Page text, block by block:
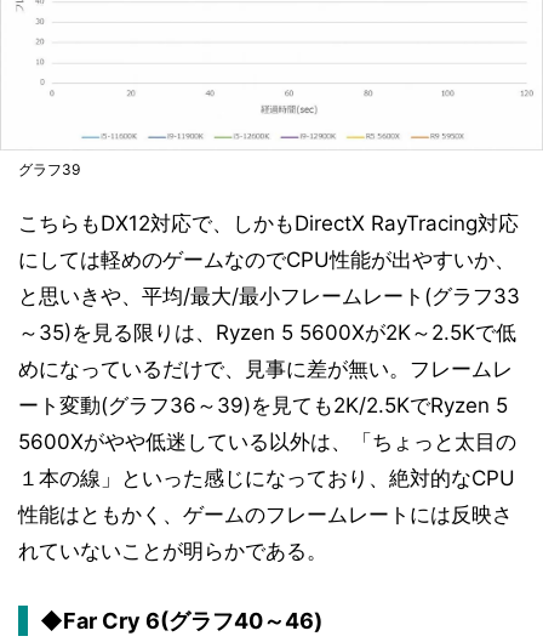
グラフ39
こちらもDX12対応で、しかもDirectX RayTracing対応
にしては軽めのゲームなのでCPU性能が出やすいか、
と思いきや、平均/最大/最小フレームレート(グラフ33
～35)を見る限りは、Ryzen 5 5600Xが2K～2.5Kで低
めになっているだけで、見事に差が無い。フレームレ
ート変動(グラフ36～39)を見ても2K/2.5KでRyzen 5
5600Xがやや低迷している以外は、「ちょっと太目の
１本の線」といった感じになっており、絶対的なCPU
性能はともかく、ゲームのフレームレートには反映さ
れていないことが明らかである。
◆Far Cry 6(グラフ40～46)